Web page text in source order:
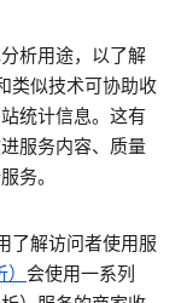
析用途，以了解
类似技术可协助收
统计信息。这有
服务内容、质量
务。
了解访问者使用服
会使用一系列